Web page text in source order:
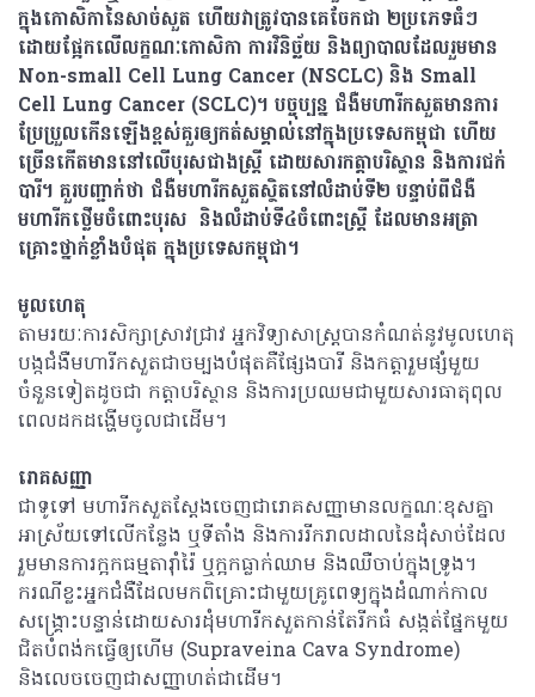
ក្នុងកោសិកានៃសាច់សួត ហើយវាត្រូវបានគេចែកជា ២ប្រភេទធំៗ
ដោយផ្អែកលើលក្ខណៈកោសិកា ការវិនិច្ឆ័យ និងព្យាបាលដែលរួមមាន
Non-small Cell Lung Cancer (NSCLC) និង Small
Cell Lung Cancer (SCLC)។ បច្ចុប្បន្ន ជំងឺមហារីកសួតមានការ
ប្រែប្រួលកើនឡើងខ្ពស់គួរឲ្យកត់សម្គាល់នៅក្នុងប្រទេសកម្ពុជា ហើយ
ច្រើនកើតមាននៅលើបុរសជាងស្រ្តី ដោយសារកត្តាបរិស្ថាន និងការជក់
បារី។ គួរបញ្ជាក់ថា ជំងឺមហារីកសួតស្ថិតនៅលំដាប់ទី២ បន្ទាប់ពីជំងឺ
មហារីកថ្លើមចំពោះបុរស និងលំដាប់ទី៤ចំពោះស្ត្រី ដែលមានអត្រា
គ្រោះថ្នាក់ខ្លាំងបំផុត ក្នុងប្រទេសកម្ពុជា។
មូលហេតុ
តាមរយៈការសិក្សាស្រាវជ្រាវ អ្នកវិទ្យាសាស្រ្តបានកំណត់នូវមូលហេតុ
បង្កជំងឺមហារីកសួតជាចម្បងបំផុតគឺផ្សែងបារី និងកត្តារួមផ្សំមួយ
ចំនួនទៀតដូចជា កត្តាបរិស្ថាន និងការប្រឈមជាមួយសារធាតុពុល
ពេលដកដង្ហើមចូលជាដើម។
រោគសញ្ញា
ជាទូទៅ មហារីកសួតស្តែងចេញជារោគសញ្ញាមានលក្ខណៈខុសគ្នា
អាស្រ័យទៅលើកន្លែង ឬទីតាំង និងការរីករាលដាលនៃដុំសាច់ដែល
រួមមានការក្អកធម្មតារ៉ាំរ៉ៃ ឬក្អកធ្លាក់ឈាម និងឈឺចាប់ក្នុងទ្រូង។
ករណីខ្លះអ្នកជំងឺដែលមកពិគ្រោះជាមួយគ្រូពេទ្យក្នុងដំណាក់កាល
សង្គ្រោះបន្ទាន់ដោយសារដុំមហារីកសួតកាន់តែរីកធំ សង្កត់ផ្នែកមួយ
ជិតបំពង់កធ្វើឲ្យហើម (Supraveina Cava Syndrome)
និងលេចចេញជាសញ្ញាហត់ជាដើម។